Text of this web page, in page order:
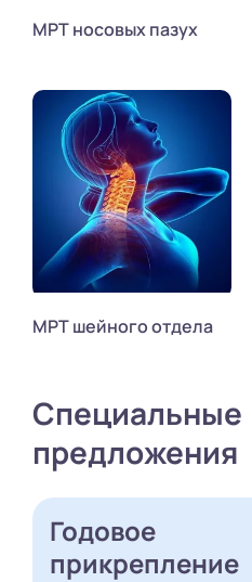
МРТ носовых пазух
МРТ шейного отдела
Специальные
предложения
Годовое
прикрепление